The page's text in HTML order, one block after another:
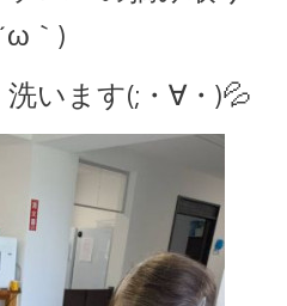
｀)
います(;・∀・)💦